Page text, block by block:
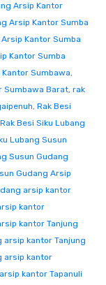
Arsip Kantor
Arsip Kantor Sumba
Kantor Sumba
Kantor Sumba
Sumbawa,
Sumbawa Barat, rak
, Rak Besi
Rak Besi Siku Lubang
Lubang Susun
Susun Gudang
Gudang Arsip
arsip kantor
kantor
kantor Tanjung
arsip kantor Tanjung
arsip kantor
kantor Tapanuli